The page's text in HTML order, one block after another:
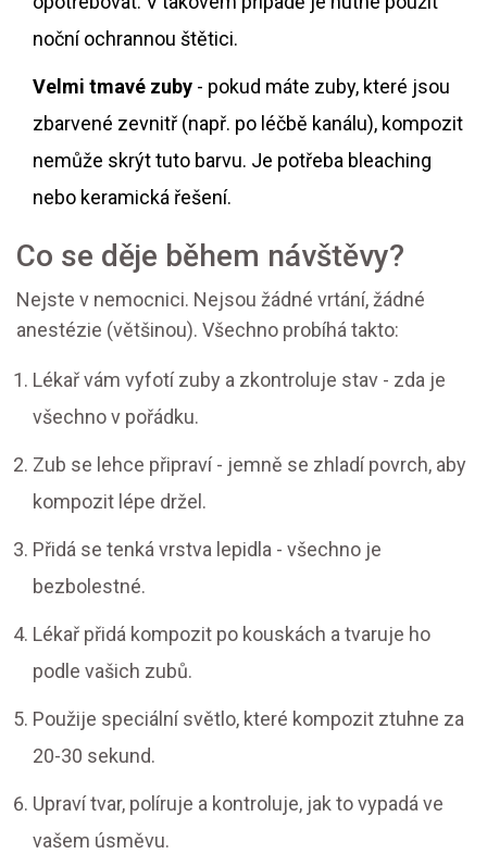
noční ochrannou štětici.
Velmi tmavé zuby - pokud máte zuby, které jsou
zbarvené zevnitř (např. po léčbě kanálu), kompozit
nemůže skrýt tuto barvu. Je potřeba bleaching
nebo keramická řešení.
Co se děje během návštěvy?
Nejste v nemocnici. Nejsou žádné vrtání, žádné
anestézie (většinou). Všechno probíhá takto:
Lékař vám vyfotí zuby a zkontroluje stav - zda je
všechno v pořádku.
Zub se lehce připraví - jemně se zhladí povrch, aby
kompozit lépe držel.
Přidá se tenká vrstva lepidla - všechno je
bezbolestné.
Lékař přidá kompozit po kouskách a tvaruje ho
podle vašich zubů.
Použije speciální světlo, které kompozit ztuhne za
20-30 sekund.
Upraví tvar, políruje a kontroluje, jak to vypadá ve
vašem úsměvu.